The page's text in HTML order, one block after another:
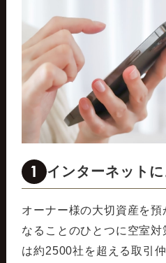
1 インターネット
オーナー様の大切資産を
なることのひとつに空室
は約2500社を超える取引